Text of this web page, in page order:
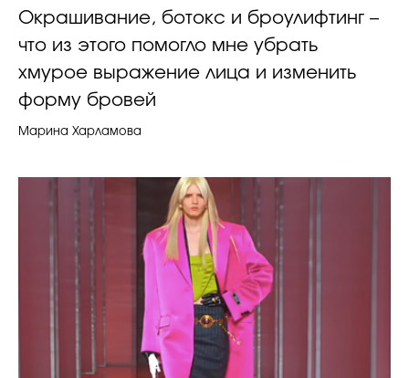
Окрашивание, ботокс и броулифтинг –
что из этого помогло мне убрать
хмурое выражение лица и изменить
форму бровей
Марина Харламова